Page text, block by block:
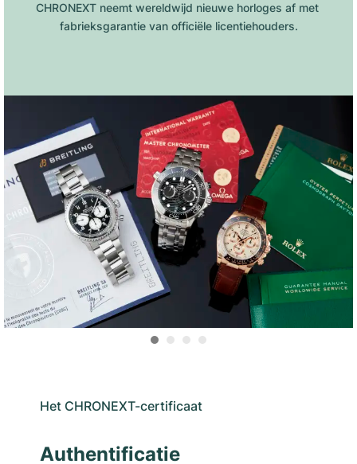
CHRONEXT neemt wereldwijd nieuwe horloges af met
fabrieksgarantie van officiële licentiehouders.
Het CHRONEXT-certificaat
Authentificatie